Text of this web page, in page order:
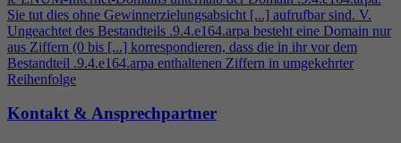
Sie tut dies ohne Gewinnerzielungsabsicht [...] aufrufbar sind. V.
Ungeachtet des Bestandteils .9.4.e164.arpa besteht eine Domain nur
aus Ziffern (0 bis [...] korrespondieren, dass die in ihr vor dem
Bestandteil .9.4.e164.arpa enthaltenen Ziffern in umgekehrter
Reihenfolge
Kontakt & Ansprechpartner